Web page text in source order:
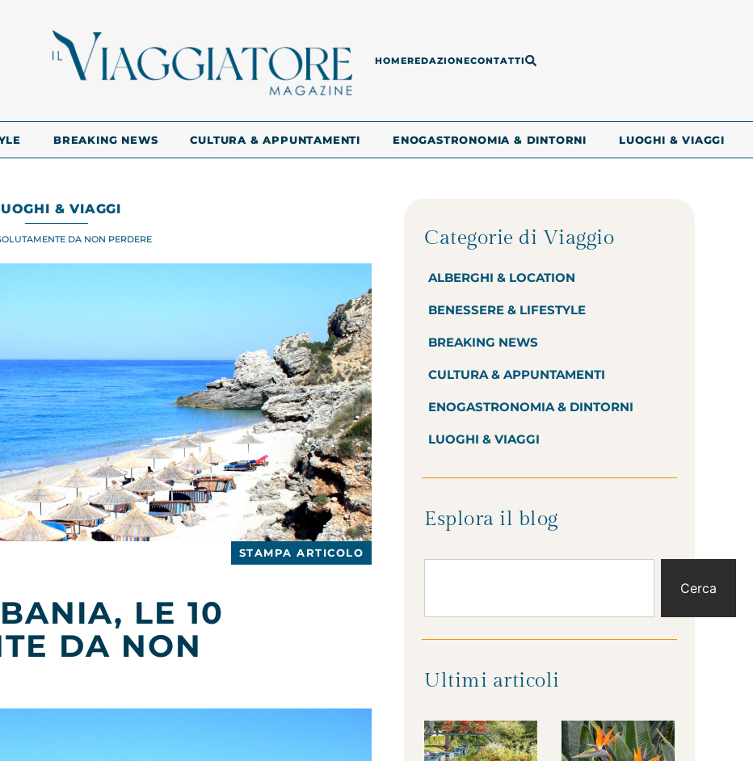
HOMEREDAZIONECONTATTI
BREAKING NEWS CULTURA & APPUNTAMENTI ENOGASTRONOMIA & DINTORNI LUOGHI & VIAGGI
& VIAGGI
DA NON PERDERE
STAMPA ARTICOLO
LE 10
DA NON
Categorie di Viaggio
ALBERGHI & LOCATION
BENESSERE & LIFESTYLE
BREAKING NEWS
CULTURA & APPUNTAMENTI
ENOGASTRONOMIA & DINTORNI
LUOGHI & VIAGGI
Esplora il blog
Cerca
Ultimi articoli